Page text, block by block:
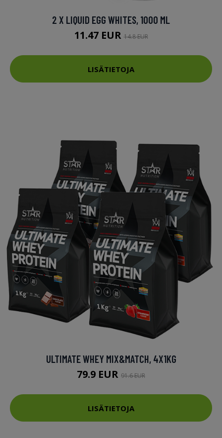
2 X LIQUID EGG WHITES, 1000 ML
11.47 EUR14.8 EUR
LISÄTIETOJA
ULTIMATE WHEY MIX&MATCH, 4X1KG
79.9 EUR 91.6 EUR
LISÄTIETOJA